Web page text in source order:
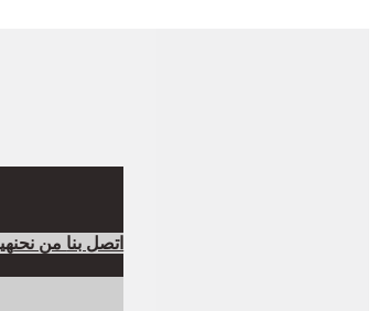
اتصل بنا من نحن